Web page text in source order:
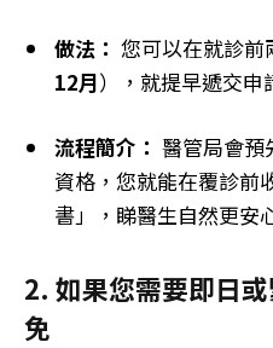
做法： 您可以在就診前
12月），就提早遞交申
流程簡介： 醫管局會預
資格，您就能在覆診前
書」，睇醫生自然更安
2. 如果您需要即日
免